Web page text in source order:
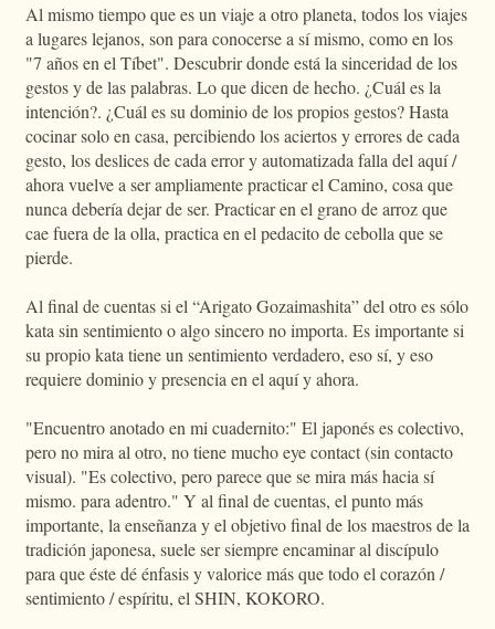
Al mismo tiempo que es un viaje a otro planeta, todos los viajes
a lugares lejanos, son para conocerse a sí mismo, como en los
"7 años en el Tíbet". Descubrir donde está la sinceridad de los
gestos y de las palabras. Lo que dicen de hecho. ¿Cuál es la
intención?. ¿Cuál es su dominio de los propios gestos? Hasta
cocinar solo en casa, percibiendo los aciertos y errores de cada
gesto, los deslices de cada error y automatizada falla del aquí /
ahora vuelve a ser ampliamente practicar el Camino, cosa que
nunca debería dejar de ser. Practicar en el grano de arroz que
cae fuera de la olla, practica en el pedacito de cebolla que se
pierde.
Al final de cuentas si el “Arigato Gozaimashita” del otro es sólo
kata sin sentimiento o algo sincero no importa. Es importante si
su propio kata tiene un sentimiento verdadero, eso sí, y eso
requiere dominio y presencia en el aquí y ahora.
"Encuentro anotado en mi cuadernito:" El japonés es colectivo,
pero no mira al otro, no tiene mucho eye contact (sin contacto
visual). "Es colectivo, pero parece que se mira más hacia sí
mismo. para adentro." Y al final de cuentas, el punto más
importante, la enseñanza y el objetivo final de los maestros de la
tradición japonesa, suele ser siempre encaminar al discípulo
para que éste dé énfasis y valorice más que todo el corazón /
sentimiento / espíritu, el SHIN, KOKORO.